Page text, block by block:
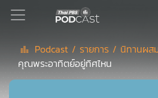
Podcast
Podcast / รายการ / นิทานผส
คุณพระอาทิตย์อยู่ทิศไหน